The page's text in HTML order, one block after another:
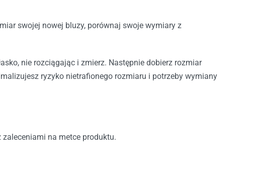
swojej nowej bluzy, porównaj swoje wymiary z
nie rozciągając i zmierz. Następnie dobierz rozmiar
ryzyko nietrafionego rozmiaru i potrzeby wymiany
na metce produktu.